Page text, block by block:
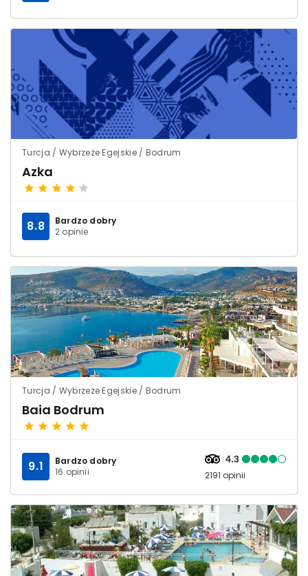
Turcja / Wybrzeże Egejskie / Bodrum
Azka
Bardzo dobry
2 opinie
8.8
Turcja / Wybrzeże Egejskie / Bodrum
Baia Bodrum
Bardzo dobry
16 opinii
9.1 4.3
2191 opinii